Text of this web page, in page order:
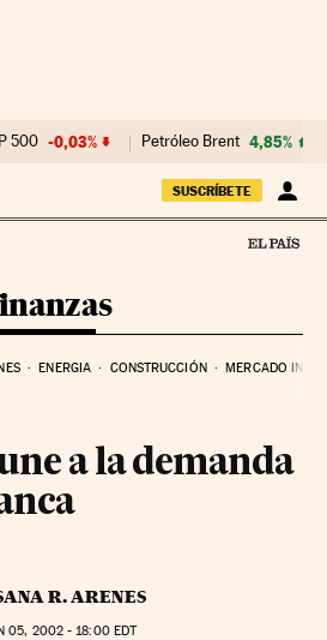
500 -0,03% Petróleo Brent 4,85%
SUSCRÍBETE
ENERGIA CONSTRUCCIÓN MERCADO
a la demanda
R. ARENES
05, 2002 - 18:00EDT